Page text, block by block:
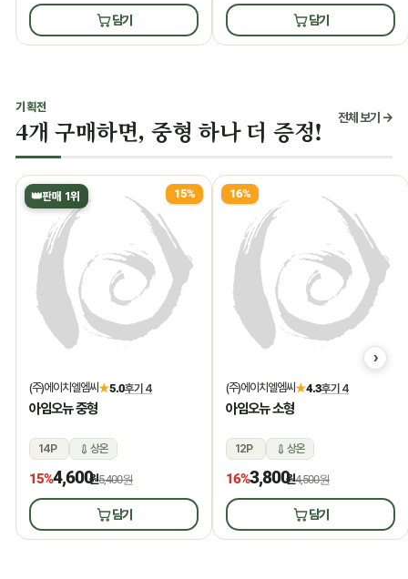
담기 담기
기획전
4개 구매하면, 중형 하나 더 증정! 전체 보기 →
👑판매 1위 15%
(주)에이치엘엠씨★5.0후기 4
아임오뉴 중형
14P 상온
15%4,600원5,400원
담기
16%
(주)에이치엘엠씨★4.3후기 4
아임오뉴 소형
12P 상온
16%3,800원4,500원
담기